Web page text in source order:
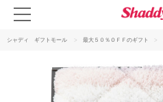
シャディ ギフトモール 最大５０％ＯＦＦのギフト